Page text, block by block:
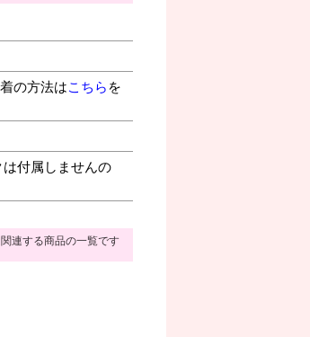
の方法はこちら を
付属しませんの
連する商品の一覧です